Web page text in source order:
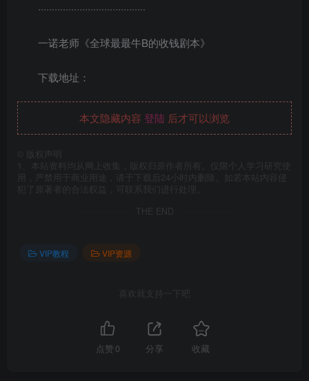
·······································
一诺老师《全球最最牛B的收钱剧本》
下载地址：
本文隐藏内容 登陆 后才可以浏览
版权声明
1、本站资料均从网上收集，版权归原作者所有。仅限个人学习研究使
用，严禁用于商业用途，请于下载后24小时内删除。如若本站内容侵
犯了原著者的合法权益，可联系我们进行处理。
THE END
VIP教程 VIP资源
喜欢就支持一下吧
点赞 0 分享 收藏